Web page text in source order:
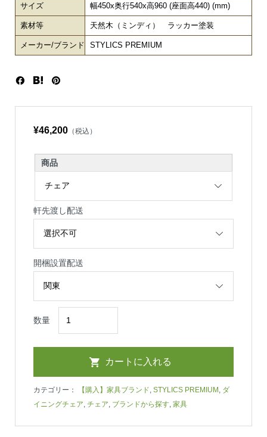
サイズ 幅450x奥行540x高960 (座面高440) (mm)
素材等 天然木（ミンディ） ラッカー塗装
メーカー/ブランド STYLICS PREMIUM
¥46,200（税込）
商品
軒先渡し配送
開梱設置配送
数量
カテゴリー： 【購入】家具ブランド, STYLICS PREMIUM, ダ
イニングチェア, チェア, ブランドから探す, 家具